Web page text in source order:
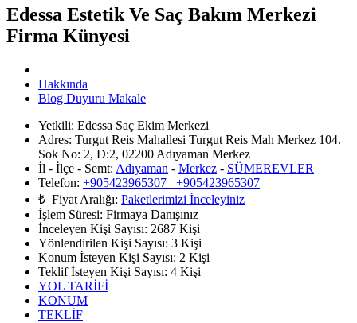
Edessa Estetik Ve Saç Bakım Merkezi
Firma Künyesi
Hakkında
Blog Duyuru Makale
Yetkili: Edessa Saç Ekim Merkezi
Adres: Turgut Reis Mahallesi Turgut Reis Mah Merkez 104.
Sok No: 2, D:2, 02200 Adıyaman Merkez
İl - İlçe - Semt: Adıyaman - Merkez - SÜMEREVLER
Telefon: +905423965307 +905423965307
₺ Fiyat Aralığı: Paketlerimizi İnceleyiniz
İşlem Süresi: Firmaya Danışınız
İnceleyen Kişi Sayısı: 2687 Kişi
Yönlendirilen Kişi Sayısı: 3 Kişi
Konum İsteyen Kişi Sayısı: 2 Kişi
Teklif İsteyen Kişi Sayısı: 4 Kişi
YOL TARİFİ
KONUM
TEKLİF